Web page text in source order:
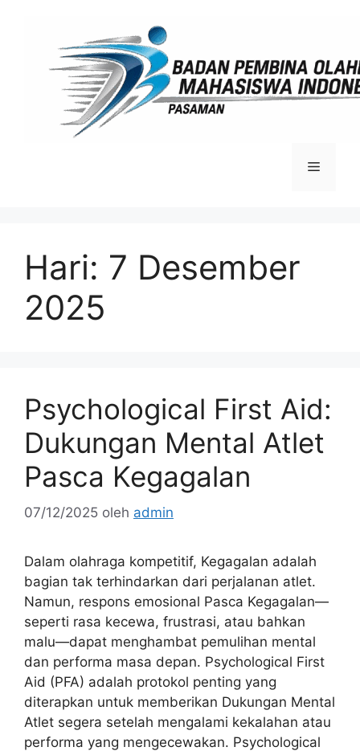
Menu
Hari: 7 Desember
2025
Psychological First Aid:
Dukungan Mental Atlet
Pasca Kegagalan
07/12/2025 oleh admin
Dalam olahraga kompetitif, Kegagalan adalah
bagian tak terhindarkan dari perjalanan atlet.
Namun, respons emosional Pasca Kegagalan—
seperti rasa kecewa, frustrasi, atau bahkan
malu—dapat menghambat pemulihan mental
dan performa masa depan. Psychological First
Aid (PFA) adalah protokol penting yang
diterapkan untuk memberikan Dukungan Mental
Atlet segera setelah mengalami kekalahan atau
performa yang mengecewakan. Psychological